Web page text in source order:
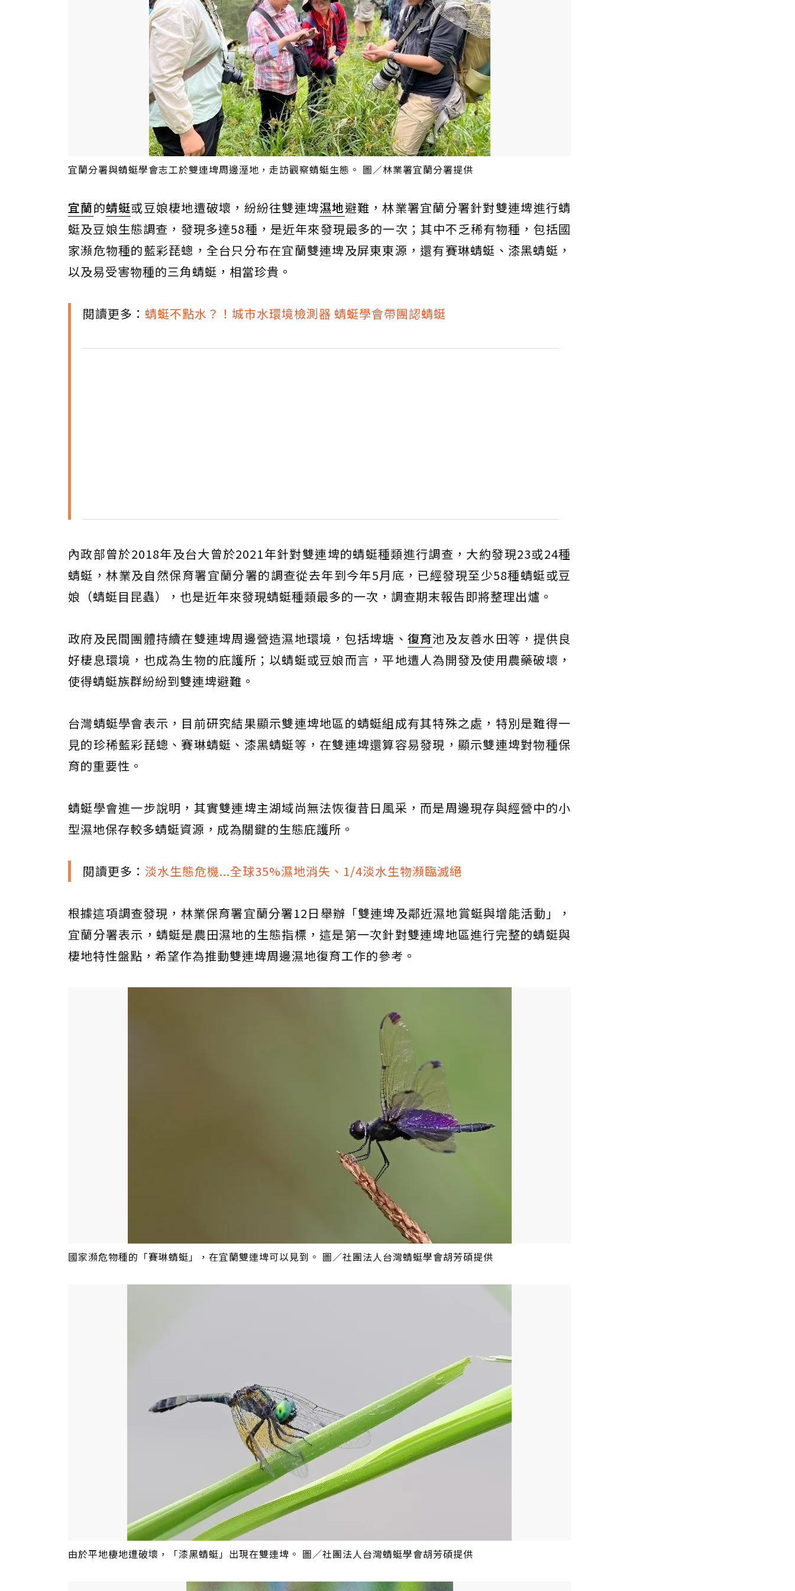
宜蘭分署與蜻蜓學會志工於雙連埤周邊溼地，走訪觀察蜻蜓生態。 圖／林業署宜蘭分署提供
宜蘭的蜻蜓或豆娘棲地遭破壞，紛紛往雙連埤濕地避難，林業署宜蘭分署針對雙連埤進行蜻
蜓及豆娘生態調查，發現多達58種，是近年來發現最多的一次；其中不乏稀有物種，包括國
家瀕危物種的藍彩琵蟌，全台只分布在宜蘭雙連埤及屏東東源，還有賽琳蜻蜓、漆黑蜻蜓，
以及易受害物種的三角蜻蜓，相當珍貴。
閱讀更多： 蜻蜓不點水？！城市水環境檢測器 蜻蜓學會帶團認蜻蜓
內政部曾於2018年及台大曾於2021年針對雙連埤的蜻蜓種類進行調查，大約發現23或24種
蜻蜓，林業及自然保育署宜蘭分署的調查從去年到今年5月底，已經發現至少58種蜻蜓或豆
娘（蜻蜓目昆蟲），也是近年來發現蜻蜓種類最多的一次，調查期末報告即將整理出爐。
政府及民間團體持續在雙連埤周邊營造濕地環境，包括埤塘、 復育池及友善水田等，提供良
好棲息環境，也成為生物的庇護所；以蜻蜓或豆娘而言，平地遭人為開發及使用農藥破壞，
使得蜻蜓族群紛紛到雙連埤避難。
台灣蜻蜓學會表示，目前研究結果顯示雙連埤地區的蜻蜓組成有其特殊之處，特別是難得一
見的珍稀藍彩琵蟌、賽琳蜻蜓、漆黑蜻蜓等，在雙連埤還算容易發現，顯示雙連埤對物種保
育的重要性。
蜻蜓學會進一步說明，其實雙連埤主湖域尚無法恢復昔日風采，而是周邊現存與經營中的小
型濕地保存較多蜻蜓資源，成為關鍵的生態庇護所。
閱讀更多： 淡水生態危機...全球35%濕地消失、1/4淡水生物瀕臨滅絕
根據這項調查發現，林業保育署宜蘭分署12日舉辦「雙連埤及鄰近濕地賞蜓與增能活動」，
宜蘭分署表示，蜻蜓是農田濕地的生態指標，這是第一次針對雙連埤地區進行完整的蜻蜓與
棲地特性盤點，希望作為推動雙連埤周邊濕地復育工作的參考。
國家瀕危物種的「賽琳蜻蜓」，在宜蘭雙連埤可以見到。 圖／社團法人台灣蜻蜓學會胡芳碩提供
由於平地棲地遭破壞，「漆黑蜻蜓」出現在雙連埤。 圖／社團法人台灣蜻蜓學會胡芳碩提供